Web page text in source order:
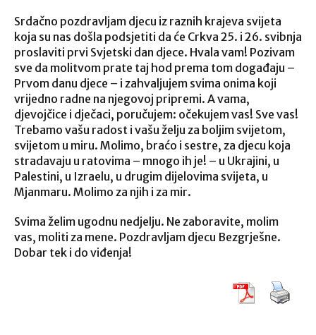
Srdačno pozdravljam djecu iz raznih krajeva svijeta
koja su nas došla podsjetiti da će Crkva 25. i 26. svibnja
proslaviti prvi Svjetski dan djece. Hvala vam! Pozivam
sve da molitvom prate taj hod prema tom događaju –
Prvom danu djece – i zahvaljujem svima onima koji
vrijedno radne na njegovoj pripremi. A vama,
djevojčice i dječaci, poručujem: očekujem vas! Sve vas!
Trebamo vašu radost i vašu želju za boljim svijetom,
svijetom u miru. Molimo, braćo i sestre, za djecu koja
stradavaju u ratovima – mnogo ih je! – u Ukrajini, u
Palestini, u Izraelu, u drugim dijelovima svijeta, u
Mjanmaru. Molimo za njih i za mir.
Svima želim ugodnu nedjelju. Ne zaboravite, molim
vas, moliti za mene. Pozdravljam djecu Bezgrješne.
Dobar tek i do viđenja!